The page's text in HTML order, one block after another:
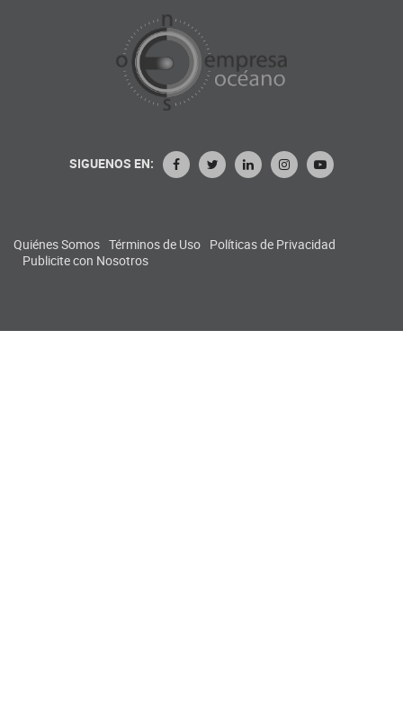
SIGUENOS EN:
Quiénes Somos Términos de Uso Políticas de Privacidad
Publicite con Nosotros